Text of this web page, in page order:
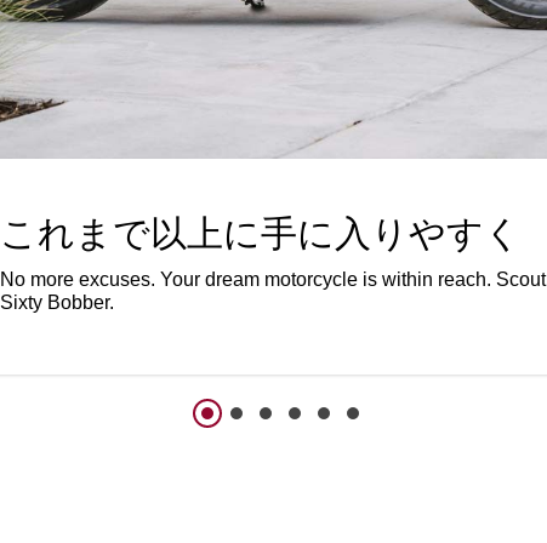
これまで以上に手に入りやすく
No more excuses. Your dream motorcycle is within reach. Scout
Sixty Bobber.